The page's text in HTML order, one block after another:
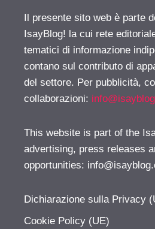
Il presente sito web è parte
IsayBlog! la cui rete
tematici di informazione
contano sul contributo di
del settore. Per pubblicità,
collaborazioni:
This website is part of the
advertising, press releases
opportunities:
Dichiarazione sulla Privacy
Cookie Policy (UE)